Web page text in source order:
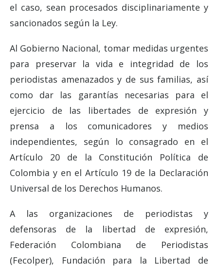
el caso, sean procesados disciplinariamente y
sancionados según la Ley.
Al Gobierno Nacional, tomar medidas urgentes
para preservar la vida e integridad de los
periodistas amenazados y de sus familias, así
como dar las garantías necesarias para el
ejercicio de las libertades de expresión y
prensa a los comunicadores y medios
independientes, según lo consagrado en el
Artículo 20 de la Constitución Política de
Colombia y en el Artículo 19 de la Declaración
Universal de los Derechos Humanos.
A las organizaciones de periodistas y
defensoras de la libertad de expresión,
Federación Colombiana de Periodistas
(Fecolper), Fundación para la Libertad de